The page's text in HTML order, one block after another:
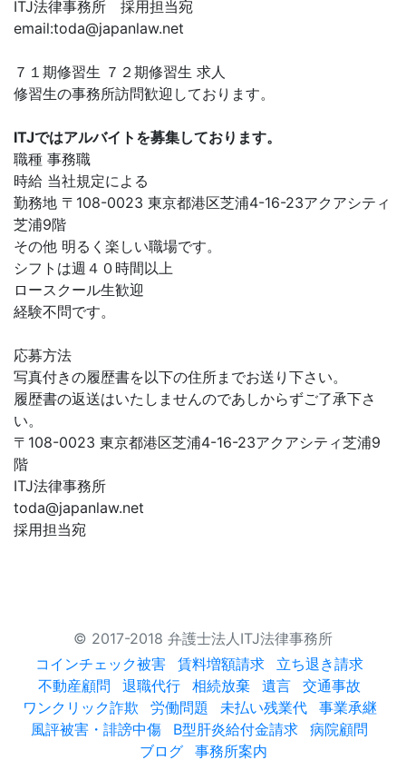
ITJ法律事務所 採用担当宛
email:toda@japanlaw.net
７１期修習生 ７２期修習生 求人
修習生の事務所訪問歓迎しております。
ITJではアルバイトを募集しております。
職種 事務職
時給 当社規定による
勤務地 〒108-0023 東京都港区芝浦4-16-23アクアシティ
芝浦9階
その他 明るく楽しい職場です。
シフトは週４０時間以上
ロースクール生歓迎
経験不問です。
応募方法
写真付きの履歴書を以下の住所までお送り下さい。
履歴書の返送はいたしませんのであしからずご了承下さ
い。
〒108-0023 東京都港区芝浦4-16-23アクアシティ芝浦9
階
ITJ法律事務所
toda@japanlaw.net
採用担当宛
© 2017-2018 弁護士法人ITJ法律事務所
コインチェック被害
賃料増額請求
立ち退き請求
不動産顧問
退職代行 相続放棄 遺言
交通事故
ワンクリック詐欺
労働問題 未払い残業代
事業承継
風評被害・誹謗中傷
B型肝炎給付金請求
病院顧問
ブログ
事務所案内